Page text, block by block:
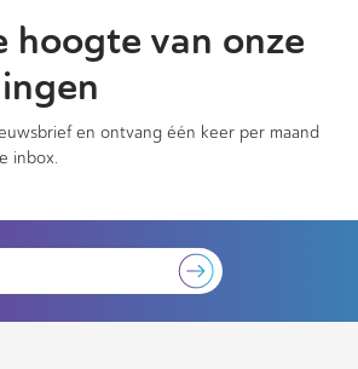
hoogte van onze
en ontvang één keer per maand
inbox.